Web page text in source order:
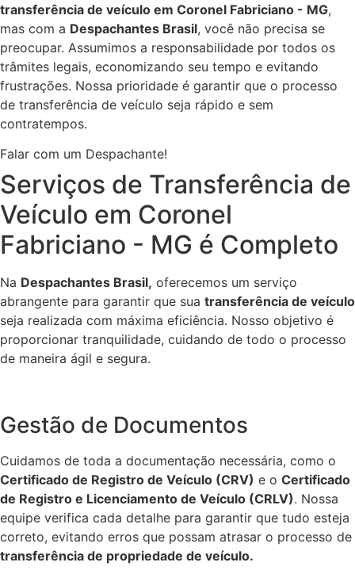
transferência de veículo em Coronel Fabriciano - MG,
mas com a Despachantes Brasil, você não precisa se
preocupar. Assumimos a responsabilidade por todos os
trâmites legais, economizando seu tempo e evitando
frustrações. Nossa prioridade é garantir que o processo
de transferência de veículo seja rápido e sem
contratempos.
Falar com um Despachante!
Serviços de Transferência de
Veículo em Coronel
Fabriciano - MG é Completo
Na Despachantes Brasil, oferecemos um serviço
abrangente para garantir que sua transferência de veículo
seja realizada com máxima eficiência. Nosso objetivo é
proporcionar tranquilidade, cuidando de todo o processo
de maneira ágil e segura.
Gestão de Documentos
Cuidamos de toda a documentação necessária, como o
Certificado de Registro de Veículo (CRV) e o Certificado
de Registro e Licenciamento de Veículo (CRLV). Nossa
equipe verifica cada detalhe para garantir que tudo esteja
correto, evitando erros que possam atrasar o processo de
transferência de propriedade de veículo.